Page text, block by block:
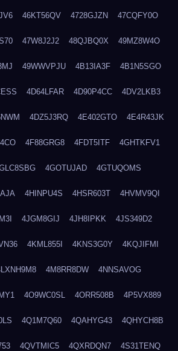
46KT56QV 4728GJZN 47CQFY0O
47W8J2J2 48QJBQ0X 49MZ8W4O
49WWVPJU 4B13IA3F 4B1N5SGO
4D64LFAR 4D90P4CC 4DV2LKB3
4DZ5J3RQ 4E402GTO 4E4R43JK
4F88GRG8 4FDT5ITF 4GHTKFV1
4GOTUJAD 4GTUQOMS
4HINPU4S 4HSR603T 4HVMV9QI
4JGM8GIJ 4JH8IPKK 4JS349D2
4KML855I 4KNS3G0Y 4KQJIFMI
4M8RR8DW 4NNSAVOG
4O9WC0SL 4ORR508B 4P5VX889
4Q1M7Q60 4QAHYG43 4QHYCH8B
4QVTMIC5 4QXRDQN7 4S31TENQ